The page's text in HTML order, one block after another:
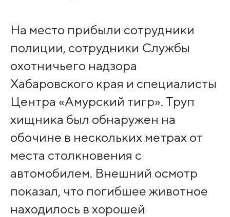
На место прибыли сотрудники
полиции, сотрудники Службы
охотничьего надзора
Хабаровского края и специалисты
Центра «Амурский тигр». Труп
хищника был обнаружен на
обочине в нескольких метрах от
места столкновения с
автомобилем. Внешний осмотр
показал, что погибшее животное
находилось в хорошей